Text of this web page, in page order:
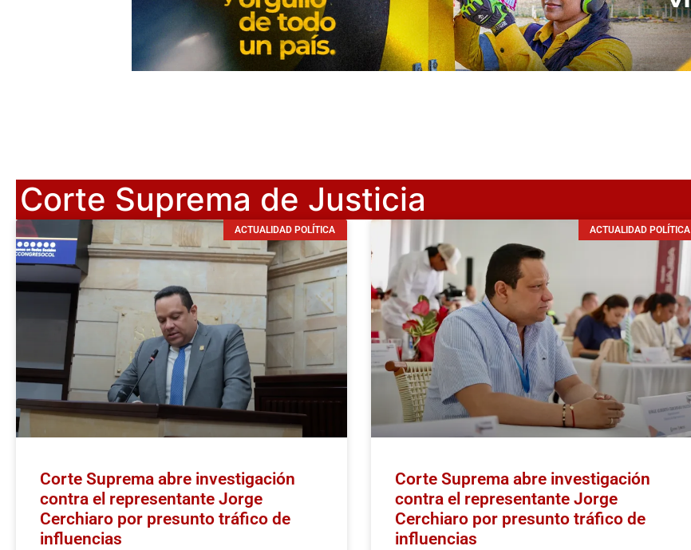
Corte Suprema de Justicia
ACTUALIDAD POLÍTICA
Corte Suprema abre investigación
contra el representante Jorge
Cerchiaro por presunto tráfico de
influencias
ACTUALIDAD POLÍTICA
Corte Suprema abre investigación
contra el representante Jorge
Cerchiaro por presunto tráfico de
influencias